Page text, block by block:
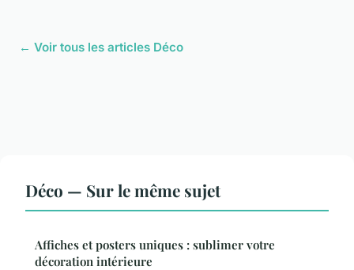
← Voir tous les articles Déco
Déco — Sur le même sujet
Affiches et posters uniques : sublimer votre
décoration intérieure